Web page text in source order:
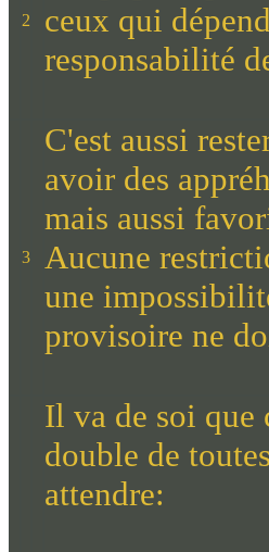
2
ceux qui
responsabilité
3
C'est aussi
avoir des
mais aussi
Aucune
une
provisoire ne
Il va de soi que
double de
attendre: